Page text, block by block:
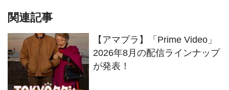
関連記事
【アマプラ】「Prime Video」
2026年8月の配信ラインナップ
が発表！